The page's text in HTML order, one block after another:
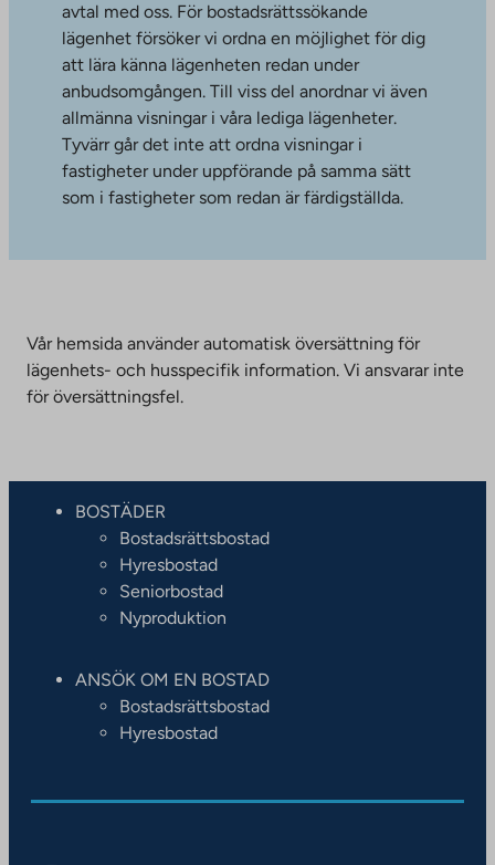
avtal med oss. För bostadsrättssökande
lägenhet försöker vi ordna en möjlighet för dig
att lära känna lägenheten redan under
anbudsomgången. Till viss del anordnar vi även
allmänna visningar i våra lediga lägenheter.
Tyvärr går det inte att ordna visningar i
fastigheter under uppförande på samma sätt
som i fastigheter som redan är färdigställda.
Vår hemsida använder automatisk översättning för
lägenhets- och husspecifik information. Vi ansvarar inte
för översättningsfel.
BOSTÄDER
Bostadsrättsbostad
Hyresbostad
Seniorbostad
Nyproduktion
ANSÖK OM EN BOSTAD
Bostadsrättsbostad
Hyresbostad